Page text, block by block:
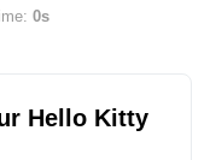
0s
Hello Kitty